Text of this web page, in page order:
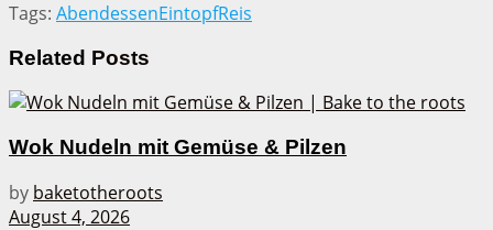
Tags: AbendessenEintopfReis
Related Posts
Wok Nudeln mit Gemüse & Pilzen
by baketotheroots
August 4, 2026